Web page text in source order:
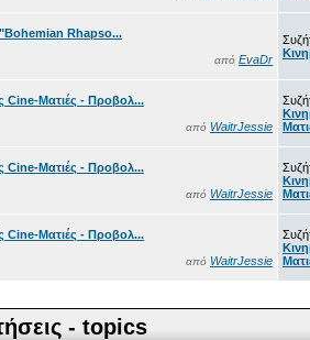
Rhapso...
από EvaDr
Cine-Ματιές - Προβολ...
από WaitrJessie
Cine-Ματιές - Προβολ...
από WaitrJessie
Cine-Ματιές - Προβολ...
από WaitrJessie
- topics